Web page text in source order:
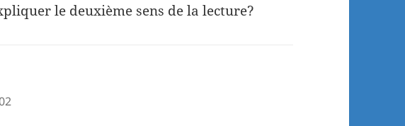
le deuxième sens de la lecture?